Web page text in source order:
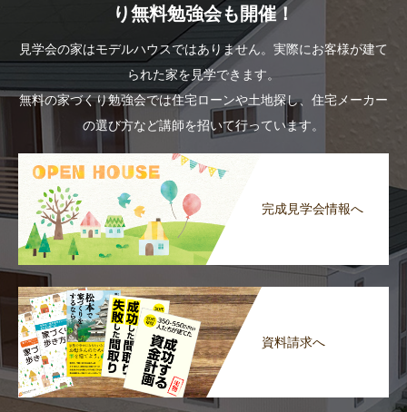
り無料勉強会も開催！
見学会の家はモデルハウスではありません。実際にお客様が建て
られた家を見学できます。
無料の家づくり勉強会では住宅ローンや土地探し、住宅メーカー
の選び方など講師を招いて行っています。
完成見学会情報へ
資料請求へ